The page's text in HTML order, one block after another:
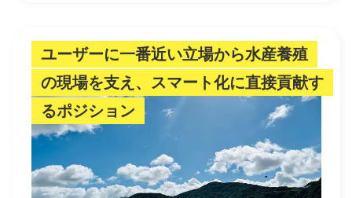
ユーザーに一番近い立場から水産養殖
の現場を支え、スマート化に直接貢献す
るポジション